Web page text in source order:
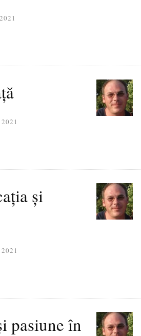
și
pasiune în